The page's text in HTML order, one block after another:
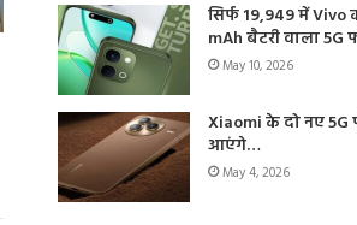
सिर्फ 19,949 में Vivo
mAh बैटरी वाला 5G
May 10, 2026
Xiaomi के दो नए 5G
आएंगे…
May 4, 2026